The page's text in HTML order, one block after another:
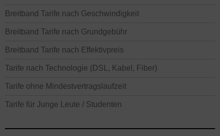
Breitband Tarife nach Geschwindigkeit
Breitband Tarife nach Grundgebühr
Breitband Tarife nach Effektivpreis
Tarife nach Technologie (DSL, Kabel, Fiber)
Tarife ohne Mindestvertragslaufzeit
Tarife für Junge Leute / Studenten